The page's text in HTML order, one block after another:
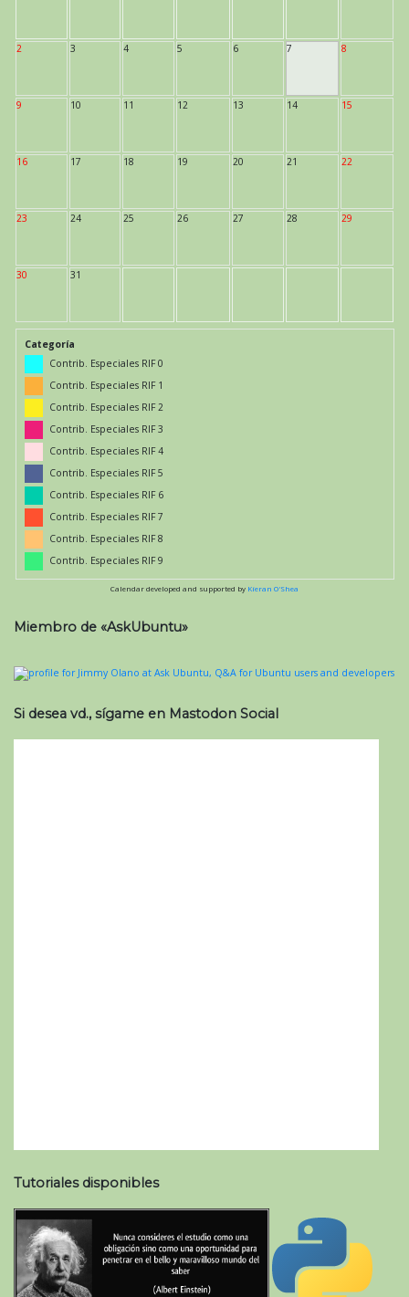
2 3 4 5 6 7 8
9 10 11 12 13 14 15
16 17 18 19 20 21 22
23 24 25 26 27 28 29
30 31
Categoría
Contrib. Especiales RIF 0
Contrib. Especiales RIF 1
Contrib. Especiales RIF 2
Contrib. Especiales RIF 3
Contrib. Especiales RIF 4
Contrib. Especiales RIF 5
Contrib. Especiales RIF 6
Contrib. Especiales RIF 7
Contrib. Especiales RIF 8
Contrib. Especiales RIF 9
Calendar developed and supported by Kieran O'Shea
Miembro de «AskUbuntu»
Si desea vd., sígame en Mastodon Social
Tutoriales disponibles